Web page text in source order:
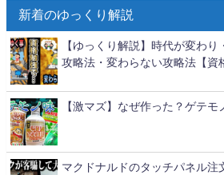
新着のゆっくり解説
【ゆっくり解説】時代が変わり
攻略法・変わらない攻略法【資
【激マズ】なぜ作った？ゲテ
マクドナルドのタッチパネル注